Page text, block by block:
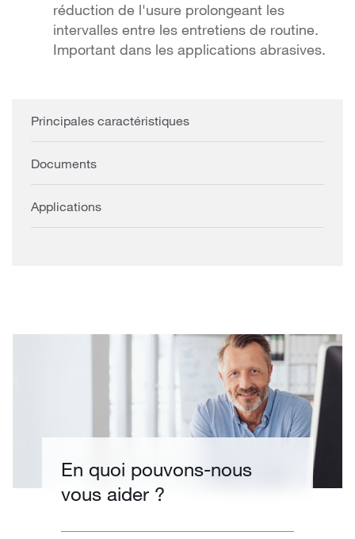
réduction de l'usure prolongeant les
intervalles entre les entretiens de routine.
Important dans les applications abrasives.
Principales caractéristiques
Documents
Applications
En quoi pouvons-nous
vous aider ?